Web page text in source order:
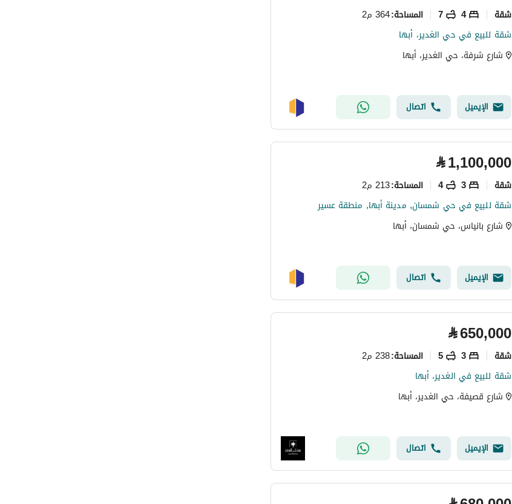
شقة 4
7 المساحة:364 م2
شقة للبيع في حي الغدير، أبها
شارع شرفة، حي الغدير، أبها
الإيميل اتصال
⃁1,100,000
شقة 3
4 المساحة:213 م2
شقة للبيع في حي شمسان, مدينة أبها, منطقة عسير
شارع بانياس، حي شمسان، أبها
الإيميل اتصال
⃁650,000
شقة 3
5 المساحة:238 م2
شقة للبيع في الغدير، أبها
شارع قصيفة، حي الغدير، أبها
الإيميل اتصال